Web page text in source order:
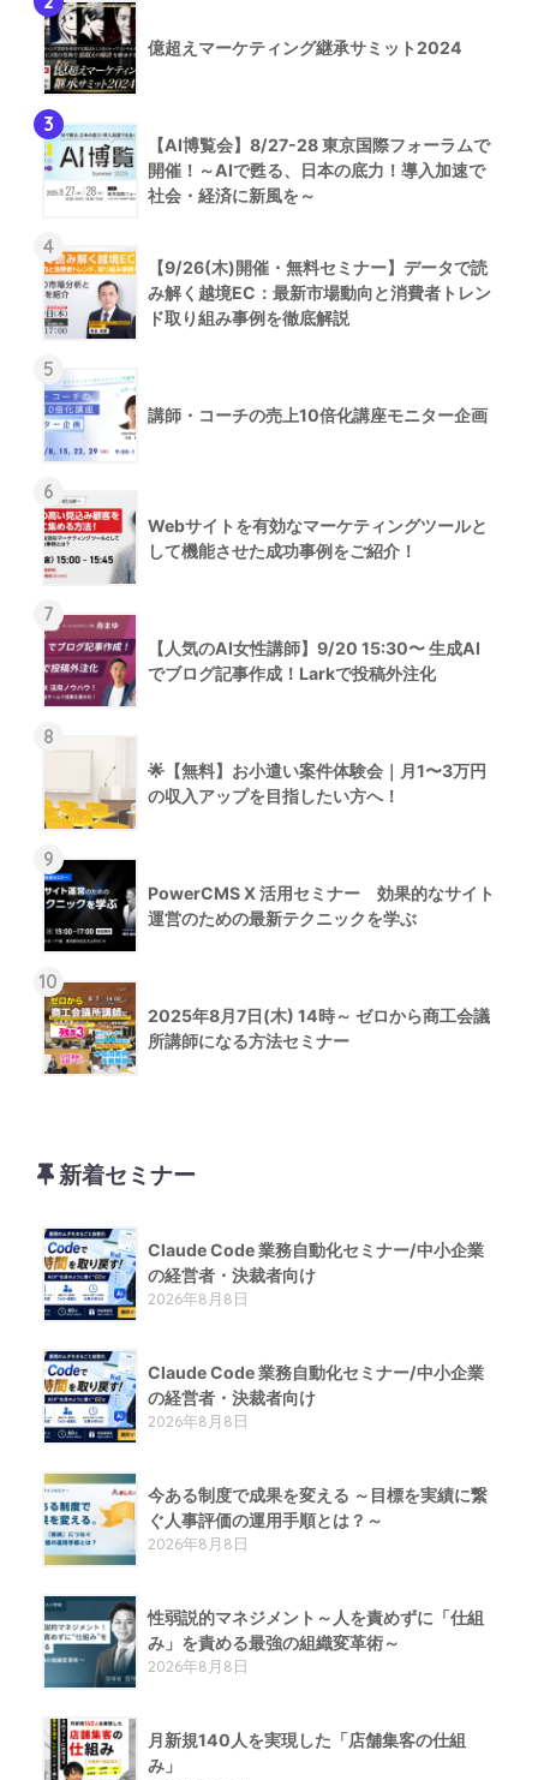
億超えマーケティング継承サミット2024
3
【AI博覧会】8/27-28 東京国際フォーラムで
開催！～AIで甦る、日本の底力！導入加速で
社会・経済に新風を～
4
【9/26(木)開催・無料セミナー】データで読
み解く越境EC：最新市場動向と消費者トレン
ド取り組み事例を徹底解説
5
講師・コーチの売上10倍化講座モニター企画
6
Webサイトを有効なマーケティングツールと
して機能させた成功事例をご紹介！
7
【人気のAI女性講師】9/20 15:30〜 生成AI
でブログ記事作成！Larkで投稿外注化
8
🌟【無料】お小遣い案件体験会｜月1〜3万円
の収入アップを目指したい方へ！
9
PowerCMS X 活用セミナー 効果的なサイト
運営のための最新テクニックを学ぶ
10
2025年8月7日(木) 14時～ ゼロから商工会議
所講師になる方法セミナー
新着セミナー
Claude Code 業務自動化セミナー/中小企業
の経営者・決裁者向け
2026年8月8日
Claude Code 業務自動化セミナー/中小企業
の経営者・決裁者向け
2026年8月8日
今ある制度で成果を変える ～目標を実績に繋
ぐ人事評価の運用手順とは？～
2026年8月8日
性弱説的​マネジメント​～人を責めずに「仕組
み」を責める​最強の組織変革術​～
2026年8月8日
月新規140人を実現した「店舗集客の仕組
み」